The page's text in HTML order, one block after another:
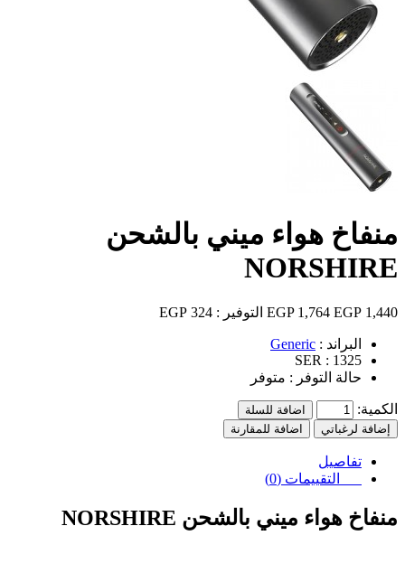
منفاخ هواء ميني بالشحن
NORSHIRE
1,440 EGP
1,764 EGP التوفير : 324 EGP
البراند : Generic
SER : 1325
حالة التوفر : متوفر
الكمية:
اضافة للسلة
إضافة لرغباتي
اضافة للمقارنة
تفاصيل
التقييمات (0)
منفاخ هواء ميني بالشحن NORSHIRE